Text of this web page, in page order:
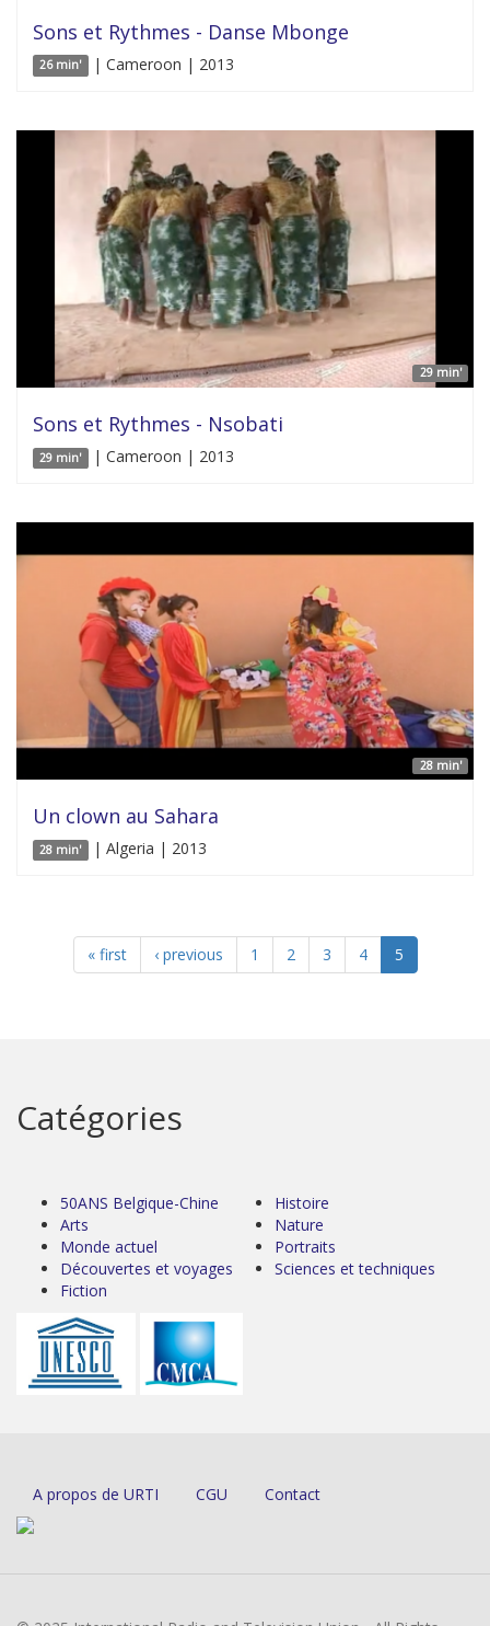
Sons et Rythmes - Danse Mbonge
26 min' | Cameroon | 2013
29 min'
Sons et Rythmes - Nsobati
29 min' | Cameroon | 2013
28 min'
Un clown au Sahara
28 min' | Algeria | 2013
« first ‹ previous 1 2 3 4 5
Catégories
50ANS Belgique-Chine
Arts
Monde actuel
Découvertes et voyages
Fiction
Histoire
Nature
Portraits
Sciences et techniques
A propos de URTI CGU Contact